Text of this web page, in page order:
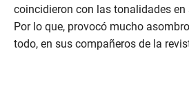
coincidieron con las tonalidades en
Por lo que, provocó mucho
todo, en sus compañeros de la